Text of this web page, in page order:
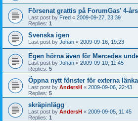
Försenat grattis på ForumGas' 4-
Last post by Fred « 2009-09-27, 23:39
Replies: 1
Svenska igen
Last post by Johan « 2009-09-16, 19:23
Egen hörna även för Mercedes
Last post by Johan « 2009-09-10, 11:45
Replies: 5
Öppna nytt fönster för externa
Last post by AndersH « 2009-09-06, 22:43
Replies: 5
skräpinlägg
Last post by AndersH « 2009-09-05, 11:45
Replies: 1